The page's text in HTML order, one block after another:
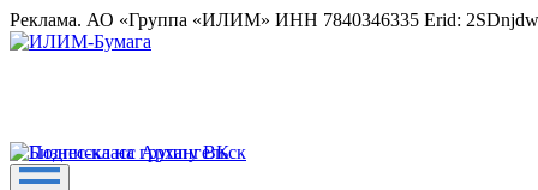
Реклама. АО «Группа «ИЛИМ» ИНН 7840346335 Erid: